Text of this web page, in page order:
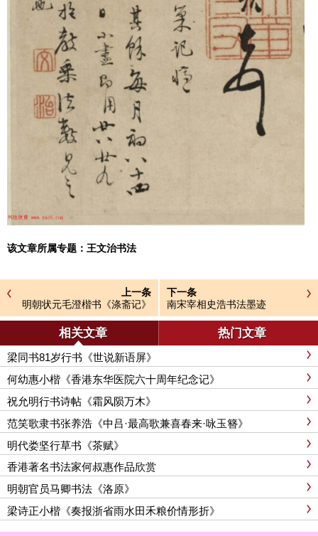
该文章所属专题： 王文治书法
上一条
明朝状元毛澄楷书《涤斋记》
下一条
南宋宰相史浩书法墨迹
相关文章 热门文章
梁同书81岁行书《世说新语屏》
何幼惠小楷《香港东华医院六十周年纪念记》
祝允明行书诗帖《霜风陨万木》
范笑歌隶书张养浩《中吕·最高歌兼喜春来·咏玉簪》
明代娄坚行草书《茶赋》
香港著名书法家何叔惠作品欣赏
明朝官员马卿书法《洛原》
梁诗正小楷《奏报浙省雨水田禾粮价情形折》